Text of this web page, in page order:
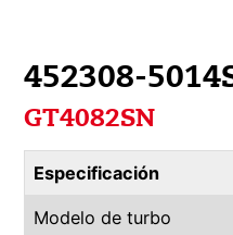
452308-
GT4082SN
Especificación
Modelo de turbo